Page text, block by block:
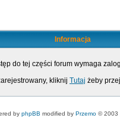
Informacja
do tej części forum wymaga
kliknij Tutaj żeby
by phpBB modified by Przemo © 2003